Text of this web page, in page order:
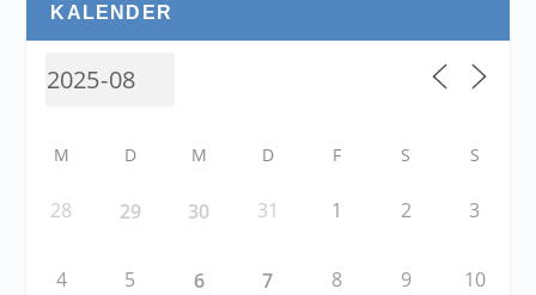
KALENDER
M D M D F S S
28 29 30 31 1 2 3
4 5 6 7 8 9 10